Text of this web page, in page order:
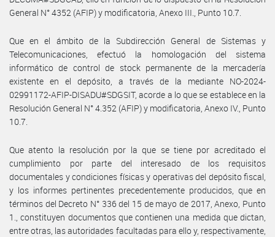
General N° 4352 (AFIP) y modificatoria, Anexo III., Punto 10.7.
Que en el ámbito de la Subdirección General de Sistemas y
Telecomunicaciones, efectuó la homologación del sistema
informático de control de stock permanente de la mercadería
existente en el depósito, a través de la mediante NO-2024-
02991172-AFIP-DISADU#SDGSIT, acorde a lo que se establece en la
Resolución General N° 4.352 (AFIP) y modificatoria, Anexo IV., Punto
10.7.
Que atento la resolución por la que se tiene por acreditado el
cumplimiento por parte del interesado de los requisitos
documentales y condiciones físicas y operativas del depósito fiscal,
y los informes pertinentes precedentemente producidos, que en
términos del Decreto N° 336 del 15 de mayo de 2017, Anexo, Punto
1., constituyen documentos que contienen una medida que dictan,
entre otras, las autoridades facultadas para ello y, respectivamente,